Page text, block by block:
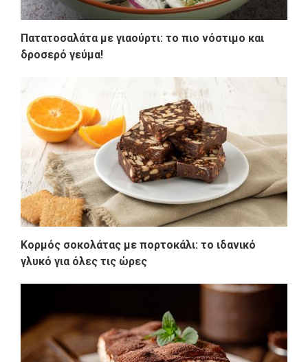
Πατατοσαλάτα με γιαούρτι: το πιο νόστιμο και
δροσερό γεύμα!
Κορμός σοκολάτας με πορτοκάλι: το ιδανικό
γλυκό για όλες τις ώρες